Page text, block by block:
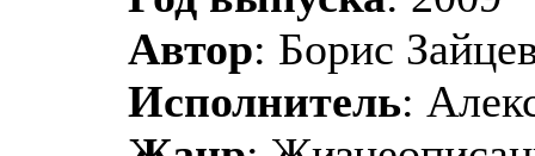
Автор: Борис
Исполнитель: